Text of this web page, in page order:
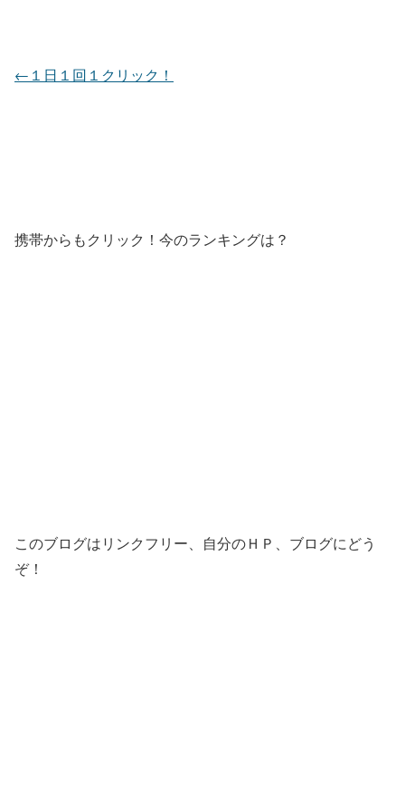
←１日１回１クリック！
携帯からもクリック！今のランキングは？
このブログはリンクフリー、自分のＨＰ、ブログにどう
ぞ！